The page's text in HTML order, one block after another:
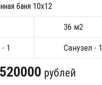
50х200 мм
гвозди
нагеля, джут
баня 10х12
36 м2
1 Санузел - 1
рублей